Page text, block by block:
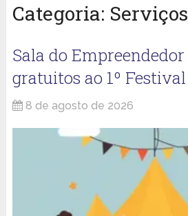
Categoria:
Sala do
gratuitos ao 1º
8 de agosto de 2026